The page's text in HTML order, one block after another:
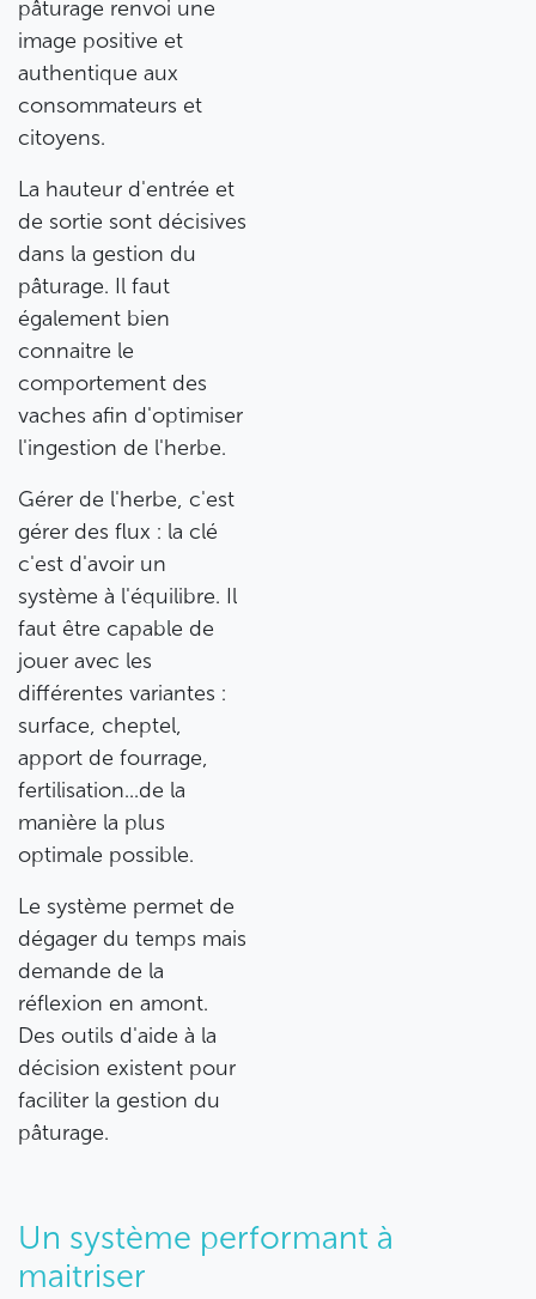
pâturage renvoi une
image positive et
authentique aux
consommateurs et
citoyens.
La hauteur d'entrée et
de sortie sont décisives
dans la gestion du
pâturage. Il faut
également bien
connaitre le
comportement des
vaches afin d'optimiser
l'ingestion de l'herbe.
Gérer de l'herbe, c'est
gérer des flux : la clé
c'est d'avoir un
système à l'équilibre. Il
faut être capable de
jouer avec les
différentes variantes :
surface, cheptel,
apport de fourrage,
fertilisation...de la
manière la plus
optimale possible.
Le système permet de
dégager du temps mais
demande de la
réflexion en amont.
Des outils d'aide à la
décision existent pour
faciliter la gestion du
pâturage.
Un système performant à
maitriser